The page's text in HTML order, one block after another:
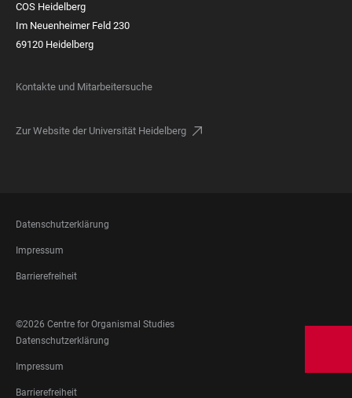
COS Heidelberg
Im Neuenheimer Feld 230
69120 Heidelberg
Kontakte und Mitarbeitersuche
Zur Website der Universität Heidelberg
FOOTER
LEGAL
Datenschutzerklärung
Impressum
Barrierefreiheit
SOCIAL
©2026 Centre for Organismal Studies
FOOTER
LEGAL
Datenschutzerklärung
Impressum
Barrierefreiheit